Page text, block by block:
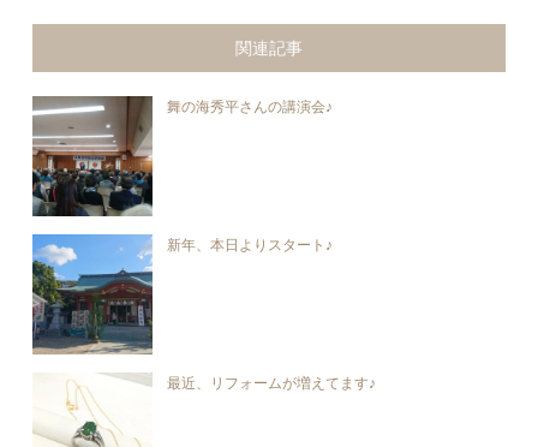
関連記事
舞の海秀平さんの講演会♪
新年、本日よりスタート♪
最近、リフォームが増えてます♪